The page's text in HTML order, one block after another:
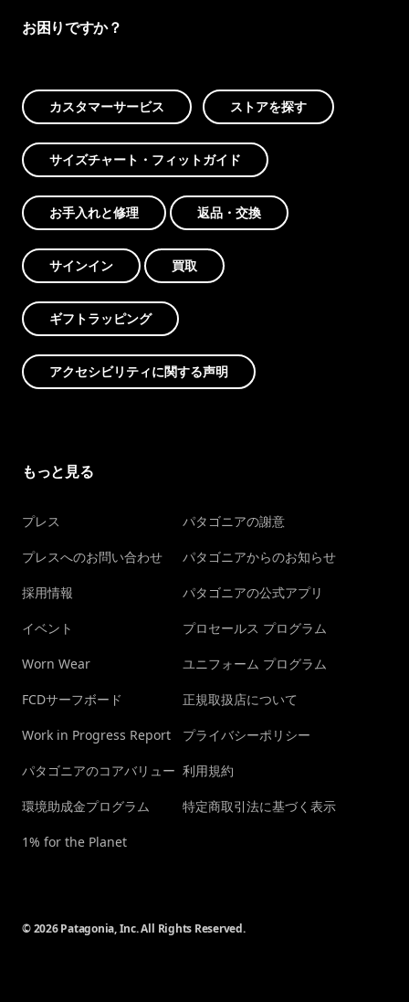
お困りですか？
カスタマーサービス ストアを探す
サイズチャート・フィットガイド
お手入れと修理 返品・交換
サインイン 買取
ギフトラッピング
アクセシビリティに関する声明
もっと見る
プレス
プレスへのお問い合わせ
採用情報
イベント
Worn Wear
FCDサーフボード
Work in Progress Report
パタゴニアのコアバリュー
環境助成金プログラム
1% for the Planet
パタゴニアの謝意
パタゴニアからのお知らせ
パタゴニアの公式アプリ
プロセールス プログラム
ユニフォーム プログラム
正規取扱店について
プライバシーポリシー
利用規約
特定商取引法に基づく表示
© 2026 Patagonia, Inc. All Rights Reserved.